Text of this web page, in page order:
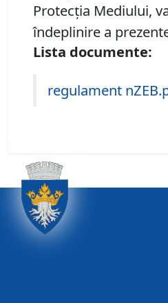
Protecţia Mediului,
îndeplinire a
Lista documente:
regulament